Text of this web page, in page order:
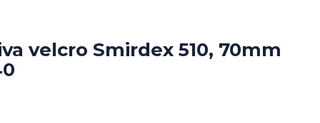
velcro Smirdex 510, 70mm